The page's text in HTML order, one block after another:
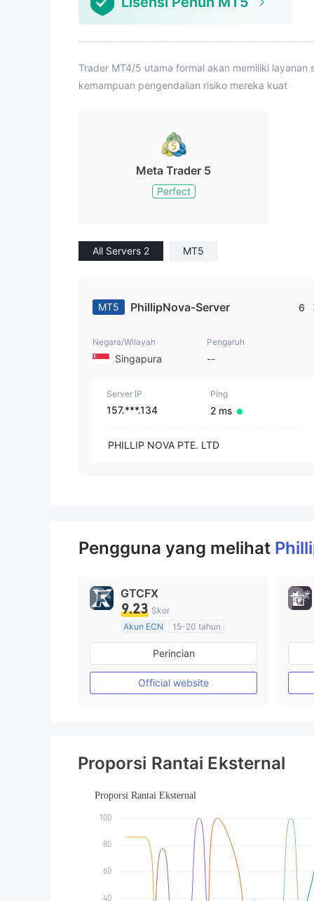
Trader MT4/5 utama formal akan memiliki
kemampuan pengendalian risiko mereka kuat
Meta Trader 5
Perfect
All Servers 2 MT5
MT5 PhillipNova-Server 6
Negara/Wilayah
Singapura
Pengaruh
--
Server IP
157.***.134
Ping
2 ms
PHILLIP NOVA PTE. LTD
Pengguna yang melihat
GTCFX
9.23 Skor
Akun ECN
15-20 tahun
Diatur di Kerajaan Inggris
Market Maker (MM)
Lisensi Penuh MT4
Perincian
Official website
Proporsi Rantai Eksternal